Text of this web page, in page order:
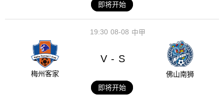
即将开始
08-08
19:30 中甲
梅州客家
V - S
佛山南狮
即将开始